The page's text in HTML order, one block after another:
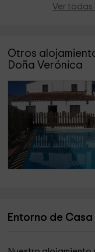
Ver todas
Otros
Doña Verónica
Entorno de